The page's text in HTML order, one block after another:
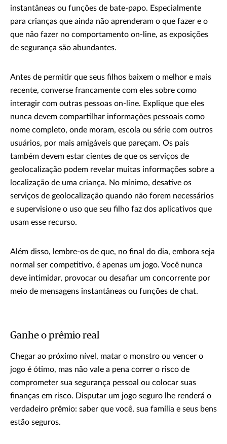
instantâneas ou funções de bate-papo. Especialmente
para crianças que ainda não aprenderam o que fazer e o
que não fazer no comportamento on-line, as exposições
de segurança são abundantes.
Antes de permitir que seus filhos baixem o melhor e mais
recente, converse francamente com eles sobre como
interagir com outras pessoas on-line. Explique que eles
nunca devem compartilhar informações pessoais como
nome completo, onde moram, escola ou série com outros
usuários, por mais amigáveis ​​que pareçam. Os pais
também devem estar cientes de que os serviços de
geolocalização podem revelar muitas informações sobre a
localização de uma criança. No mínimo, desative os
serviços de geolocalização quando não forem necessários
e supervisione o uso que seu filho faz dos aplicativos que
usam esse recurso.
Além disso, lembre-os de que, no final do dia, embora seja
normal ser competitivo, é apenas um jogo. Você nunca
deve intimidar, provocar ou desafiar um concorrente por
meio de mensagens instantâneas ou funções de chat.
Ganhe o prêmio real
Chegar ao próximo nível, matar o monstro ou vencer o
jogo é ótimo, mas não vale a pena correr o risco de
comprometer sua segurança pessoal ou colocar suas
finanças em risco. Disputar um jogo seguro lhe renderá o
verdadeiro prêmio: saber que você, sua família e seus bens
estão seguros.